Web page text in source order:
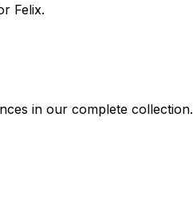
Felix.
in our complete collection.